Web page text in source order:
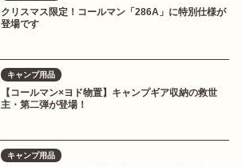
クリスマス限定！コールマン「286A」に特別仕様が
登場です
キャンプ用品
【コールマン×ヨド物置】キャンプギア収納の救世
主・第二弾が登場！
キャンプ用品